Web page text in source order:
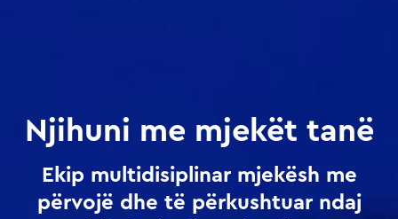
Njihuni me mjekët tanë
Ekip multidisiplinar mjekësh me
përvojë dhe të përkushtuar ndaj